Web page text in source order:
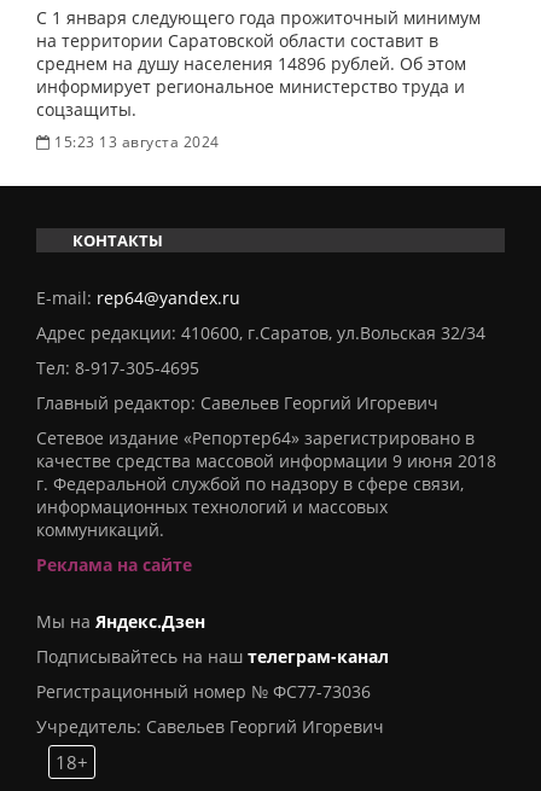
С 1 января следующего года прожиточный минимум
на территории Саратовской области составит в
среднем на душу населения 14896 рублей. Об этом
информирует региональное министерство труда и
соцзащиты.
15:23 13 августа 2024
КОНТАКТЫ
E-mail: rep64@yandex.ru
Адрес редакции: 410600, г.Саратов, ул.Вольская 32/34
Тел: 8-917-305-4695
Главный редактор: Савельев Георгий Игоревич
Сетевое издание «Репортер64» зарегистрировано в
качестве средства массовой информации 9 июня 2018
г. Федеральной службой по надзору в сфере связи,
информационных технологий и массовых
коммуникаций.
Реклама на сайте
Мы на Яндекс.Дзен
Подписывайтесь на наш телеграм-канал
Регистрационный номер № ФС77-73036
Учредитель: Савельев Георгий Игоревич
18+